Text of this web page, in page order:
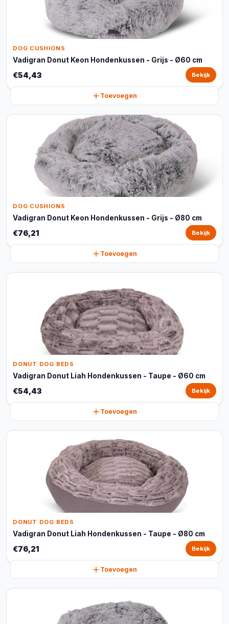
DOG CUSHIONS
Vadigran Donut Keon Hondenkussen - Grijs - Ø60 cm
€54,43 Bekijk
Toevoegen
DOG CUSHIONS
Vadigran Donut Keon Hondenkussen - Grijs - Ø80 cm
€76,21 Bekijk
Toevoegen
DONUT DOG BEDS
Vadigran Donut Liah Hondenkussen - Taupe - Ø60 cm
€54,43 Bekijk
Toevoegen
DONUT DOG BEDS
Vadigran Donut Liah Hondenkussen - Taupe - Ø80 cm
€76,21 Bekijk
Toevoegen